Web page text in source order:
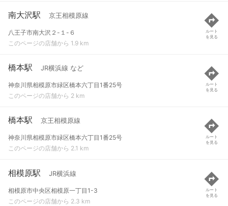
南大沢駅 京王相模原線
八王子市南大沢２-１-６
このページの店舗から 1.9 km
ルート
を見る
橋本駅 JR横浜線 など
神奈川県相模原市緑区橋本六丁目1番25号
このページの店舗から 2 km
ルート
を見る
橋本駅 京王相模原線
神奈川県相模原市緑区橋本六丁目1番25号
このページの店舗から 2.1 km
ルート
を見る
相模原駅 JR横浜線
相模原市中央区相模原一丁目1-3
このページの店舗から 2.3 km
ルート
を見る